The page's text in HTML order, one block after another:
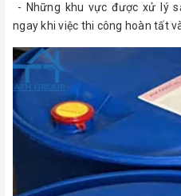
- Những khu vực được xử lý
ngay khi việc thi công hoàn tất